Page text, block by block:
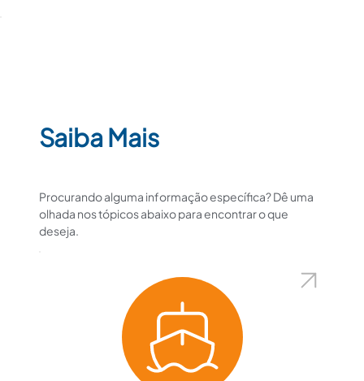
Saiba Mais
Procurando alguma informação específica? Dê uma
olhada nos tópicos abaixo para encontrar o que
deseja.